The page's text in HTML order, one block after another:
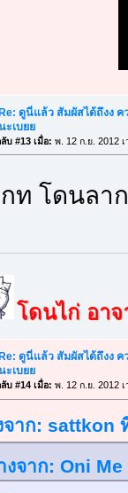
ดูนี่แล้ว สัมผัสได้ถึงง
ะเบยย
บ #13 เมื่อ: พ. 12 ก.ย. 2012
ท โดนลา
โดนไก่ อา
Re: ดูนี่แล้ว สัมผัสได้ถึงง
ะเบยย
บ #14 เมื่อ: พ. 12 ก.ย. 2012
จาก: sattkon
งจาก: Oni